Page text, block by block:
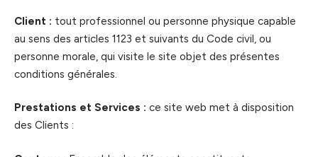
Client : tout professionnel ou personne physique capable
au sens des articles 1123 et suivants du Code civil, ou
personne morale, qui visite le site objet des présentes
conditions générales.
Prestations et Services : ce site web met à disposition
des Clients :